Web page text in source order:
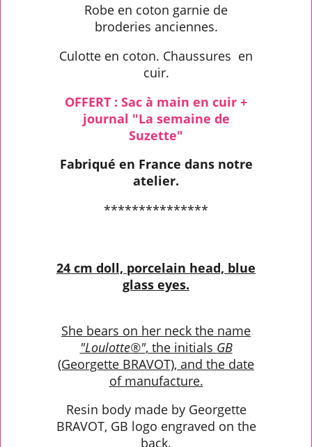
Robe en coton garnie de
broderies anciennes.
Culotte en coton. Chaussures en
cuir.
OFFERT : Sac à main en cuir +
journal "La semaine de
Suzette"
Fabriqué en France dans notre
atelier.
***************
24 cm doll, porcelain head, blue
glass eyes.
She bears on her neck the name
"Loulotte®", the initials GB
(Georgette BRAVOT), and the date
of manufacture.
Resin body made by Georgette
BRAVOT, GB logo engraved on the
back.